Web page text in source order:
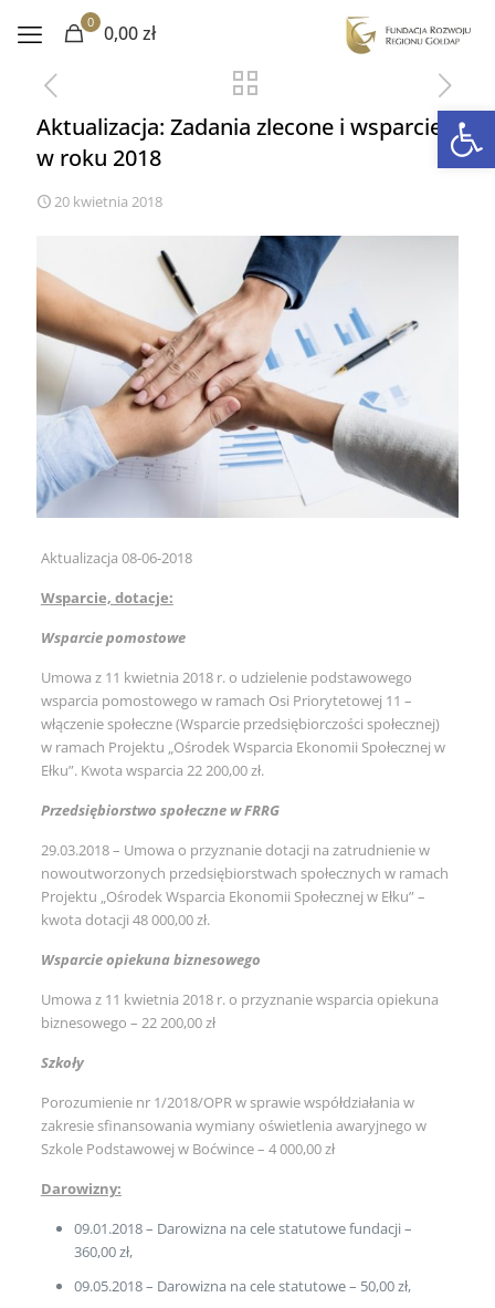
0 0,00 zł
Aktualizacja: Zadania zlecone i wsparcie
w roku 2018
20 kwietnia 2018
Aktualizacja 08-06-2018
Wsparcie, dotacje:
Wsparcie pomostowe
Umowa z 11 kwietnia 2018 r. o udzielenie podstawowego
wsparcia pomostowego w ramach Osi Priorytetowej 11 –
włączenie społeczne (Wsparcie przedsiębiorczości społecznej)
w ramach Projektu „Ośrodek Wsparcia Ekonomii Społecznej w
Ełku”. Kwota wsparcia 22 200,00 zł.
Przedsiębiorstwo społeczne w FRRG
29.03.2018 – Umowa o przyznanie dotacji na zatrudnienie w
nowoutworzonych przedsiębiorstwach społecznych w ramach
Projektu „Ośrodek Wsparcia Ekonomii Społecznej w Ełku” –
kwota dotacji 48 000,00 zł.
Wsparcie opiekuna biznesowego
Umowa z 11 kwietnia 2018 r. o przyznanie wsparcia opiekuna
biznesowego – 22 200,00 zł
Szkoły
Porozumienie nr 1/2018/OPR w sprawie współdziałania w
zakresie sfinansowania wymiany oświetlenia awaryjnego w
Szkole Podstawowej w Boćwince – 4 000,00 zł
Darowizny:
09.01.2018 – Darowizna na cele statutowe fundacji –
360,00 zł,
09.05.2018 – Darowizna na cele statutowe – 50,00 zł,